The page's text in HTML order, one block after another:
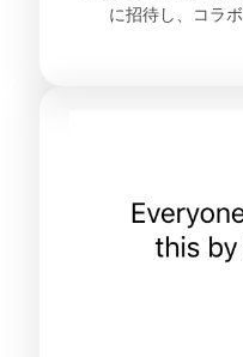
に招待し、コラ